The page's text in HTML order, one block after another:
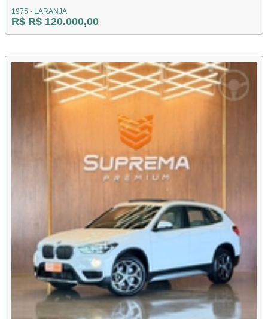
1975 - LARANJA
R$ R$ 120.000,00